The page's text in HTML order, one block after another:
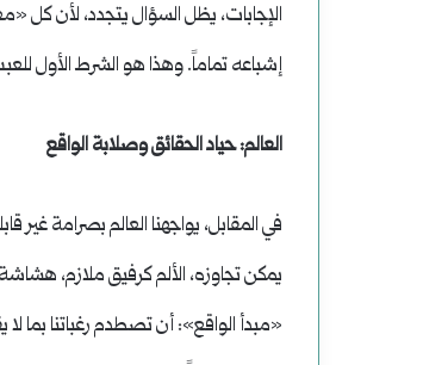
الإجابات، يظل السؤال يتجدد، لأن كل
إشباعه تماماً. وهذا هو الشرط الأول
العالم: حياد الحقائق وصلابة الواقع
في المقابل، يواجهنا العالم بصرامة
يمكن تجاوزه، الألم كرفيق ملازم،
«مبدأ الواقع»: أن تصطدم رغباتنا بما لا